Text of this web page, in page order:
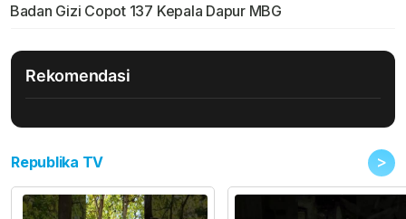
Badan Gizi Copot 137 Kepala Dapur MBG
Rekomendasi
Republika TV >